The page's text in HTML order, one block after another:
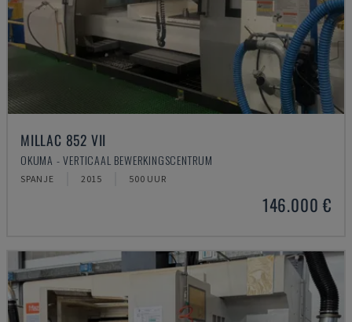
MILLAC 852 VII
OKUMA - VERTICAAL BEWERKINGSCENTRUM
SPANJE 2015 500 UUR
146.000 €